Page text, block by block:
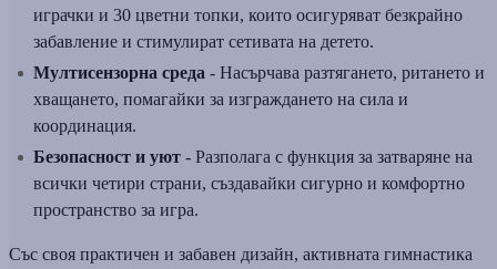
играчки и 30 цветни топки, които осигуряват безкрайно
забавление и стимулират сетивата на детето.
Мултисензорна среда - Насърчава разтягането, ритането и
хващането, помагайки за изграждането на сила и
координация.
Безопасност и уют - Разполага с функция за затваряне на
всички четири страни, създавайки сигурно и комфортно
пространство за игра.
Със своя практичен и забавен дизайн, активната гимнастика